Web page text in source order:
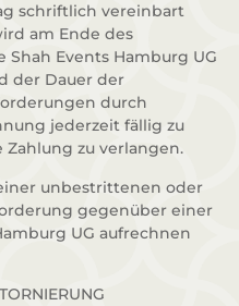
schriftlich vereinbart
am Ende des
Shah Events Hamburg UG
der Dauer der
durch
jederzeit fällig zu
zu verlangen.
unbestrittenen oder
gegenüber einer
UG aufrechnen